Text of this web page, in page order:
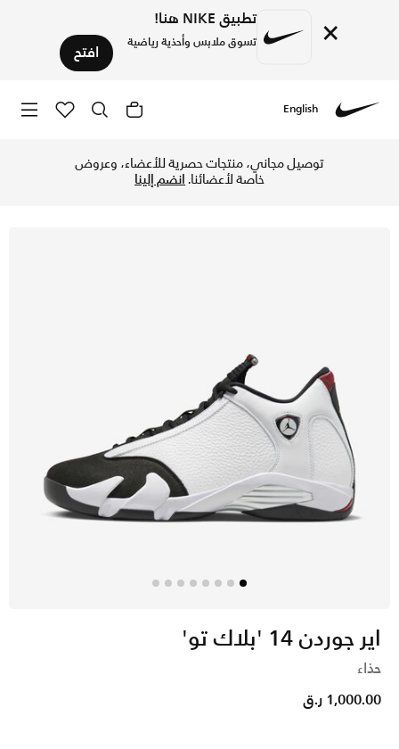
× تطبيق NIKE هنا!
تسوق ملابس وأحذية رياضية افتح
English
توصيل مجاني، منتجات حصرية للأعضاء، وعروض
خاصة لأعضائنا.انضم إلينا
اير جوردن 14 'بلاك تو'
حذاء
1,000.00 ر.ق